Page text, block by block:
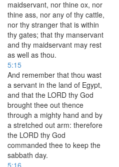
maidservant, nor thine ox, nor
thine ass, nor any of thy cattle,
nor thy stranger that is within
thy gates; that thy manservant
and thy maidservant may rest
as well as thou.
5:15
And remember that thou wast
a servant in the land of Egypt,
and that the LORD thy God
brought thee out thence
through a mighty hand and by
a stretched out arm: therefore
the LORD thy God
commanded thee to keep the
sabbath day.
5:16